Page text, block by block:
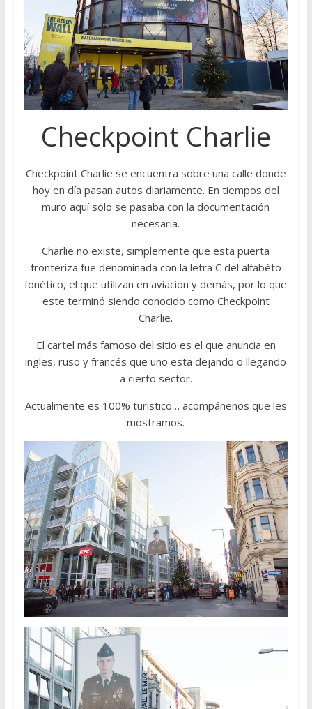
Checkpoint Charlie
Checkpoint Charlie se encuentra sobre una calle donde
hoy en día pasan autos diariamente. En tiempos del
muro aquí solo se pasaba con la documentación
necesaria.
Charlie no existe, simplemente que esta puerta
fronteriza fue denominada con la letra C del alfabéto
fonético, el que utilizan en aviación y demás, por lo que
este terminó siendo conocido como Checkpoint
Charlie.
El cartel más famoso del sitio es el que anuncia en
ingles, ruso y francés que uno esta dejando o llegando
a cierto sector.
Actualmente es 100% turistico… acompáñenos que les
mostramos.